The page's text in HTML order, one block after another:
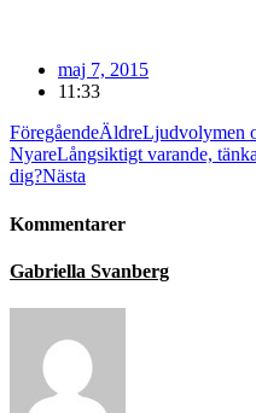
maj 7, 2015
11:33
FöregåendeÄldreLjudvolymen
NyareLångsiktigt varande,
dig?Nästa
Kommentarer
Gabriella Svanberg